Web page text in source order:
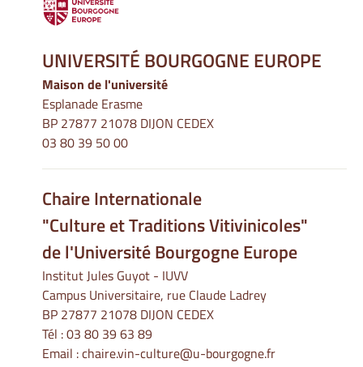
UNIVERSITÉ BOURGOGNE EUROPE
Maison de l'université
Esplanade Erasme
BP 27877 21078 DIJON CEDEX
03 80 39 50 00
Chaire Internationale
"Culture et Traditions Vitivinicoles"
de l'Université Bourgogne Europe
Institut Jules Guyot - IUVV
Campus Universitaire, rue Claude Ladrey
BP 27877 21078 DIJON CEDEX
Tél :03 80 39 63 89
Email :chaire.vin-culture@u-bourgogne.fr